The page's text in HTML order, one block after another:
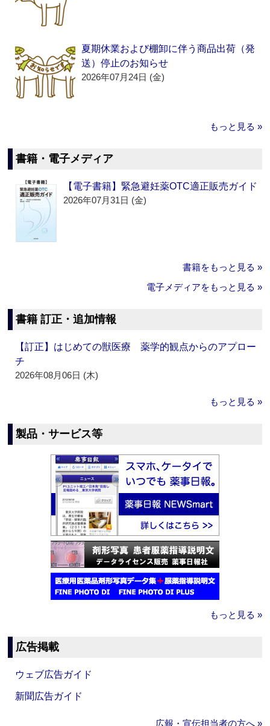
夏期休業および棚卸に伴う商品出荷（発
送）停止のお知らせ
2026年07月24日 (金)
もっと見る »
書籍・電子メディア
【電子書籍】緊急避妊薬OTC適正販売ガイド
2026年07月31日 (金)
書籍をもっと見る »
電子メディアをもっと見る »
書籍 訂正・追加情報
【訂正】はじめての獣医療 薬学的観点からのアプロー
チ
2026年08月06日 (木)
もっと見る »
製品・サービス等
もっと見る »
広告掲載
ウェブ広告ガイド
新聞広告ガイド
広報・宣伝担当者の方へ »